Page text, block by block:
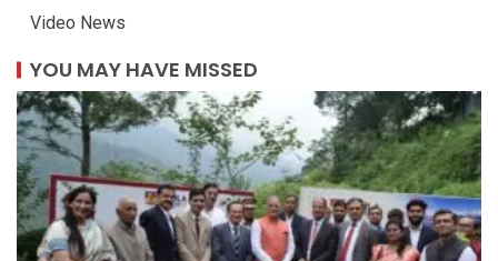
Video News
YOU MAY HAVE MISSED